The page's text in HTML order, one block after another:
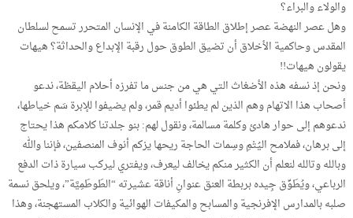
والولاء والبراء؟
وهل عصر النهضة عصر إطلاق الطاقة الكامنة في الإنسان المتحرر تسمح لسلطان
المقدس وحاكمية الأخلاق أن تضيق الطوق حول رقبة الإبداع والحداثة؟ هيهات
يقولون هيهات!!
ونحن إذ نسفه هذه الأضغاث التي هي من جنس ما تفرزه أحلام اليقظة، ندعو
أصحاب هذا الاتهام وهم الذين لم يطئوا أديم قمر، ولم يضيفوا للإبرة سَم خياطها،
ندعوهم إلى حوار هادئ وكلمة مسالمة، ونقول لهم: بنو جلدتنا كلامكم هذا يحتاج
إلى برهان، فملامح اليُتْمِ وسِمات الحاجة ريحها يزكم أنوف المنصفين، فإننا والله
وبالله وتالله لنعلم أن الكثير منكم يخالف ليعرف، ويفتري ليركب سيارة ذات الدفع
الرباعي، ويُطَوِّق جِيده بربطة العنق عنوانِ أناقة عشيرته “الطَوطَمِيَّة”، ويلحق نسمة
صلبه بالمدارس الإفرنجية والمسابح والمكيفات الهوائية والكلاب المستهجنة، وهذا